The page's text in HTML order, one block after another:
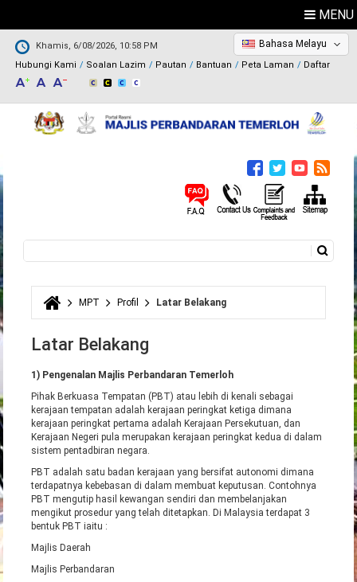
MENU
Khamis, 6/08/2026, 10:58 PM
Hubungi Kami
Soalan Lazim Pautan Bantuan Peta Laman Daftar
Bahasa Melayu
Borang carian
Anda di sini
MPT Profil Latar Belakang
Latar Belakang
1) Pengenalan Majlis Perbandaran Temerloh
Pihak Berkuasa Tempatan (PBT) atau lebih di kenali sebagai
kerajaan tempatan adalah kerajaan peringkat ketiga dimana
kerajaan peringkat pertama adalah Kerajaan Persekutuan, dan
Kerajaan Negeri pula merupakan kerajaan peringkat kedua di dalam
sistem pentadbiran negara.
PBT adalah satu badan kerajaan yang bersifat autonomi dimana
terdapatnya kebebasan di dalam membuat keputusan. Contohnya
PBT mengutip hasil kewangan sendiri dan membelanjakan
mengikut prosedur yang telah ditetapkan. Di Malaysia terdapat 3
bentuk PBT iaitu :
Majlis Daerah
Majlis Perbandaran